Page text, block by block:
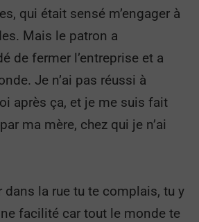
qui était sensé m’engager à
Mais le patron a
de fermer l’entreprise et a
Je n’ai pas réussi à
après ça, et je me suis fait
ma mère, chez qui je n’ai
dans la rue tu te complais, tu y
facilité car tout le monde te